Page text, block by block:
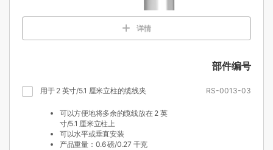
详情
部件编号
用于 2 英寸/5.1 厘米立柱的缆线夹
可以方便地将多余的缆线放在 2 英
寸/5.1 厘米立柱上
可以水平或垂直安装
产品重量：0.6 磅/0.27 千克
RS-0013-03